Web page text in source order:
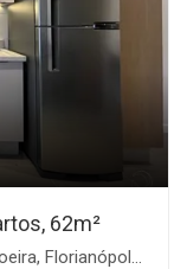
62m²
Florianópolis-SC